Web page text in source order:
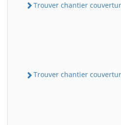
Trouver chantier
Trouver chantier